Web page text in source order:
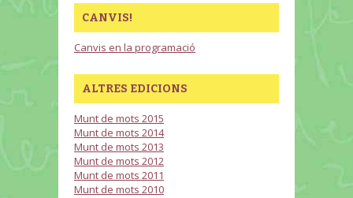
CANVIS!
Canvis en la programació
ALTRES EDICIONS
Munt de mots 2015
Munt de mots 2014
Munt de mots 2013
Munt de mots 2012
Munt de mots 2011
Munt de mots 2010